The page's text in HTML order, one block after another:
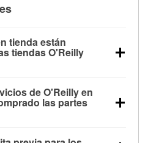
tienda están
tiendas O'Reilly
de alternador y
de la luz “Check Engine”
instalación de
están disponibles en
de O'Reilly en
las partes